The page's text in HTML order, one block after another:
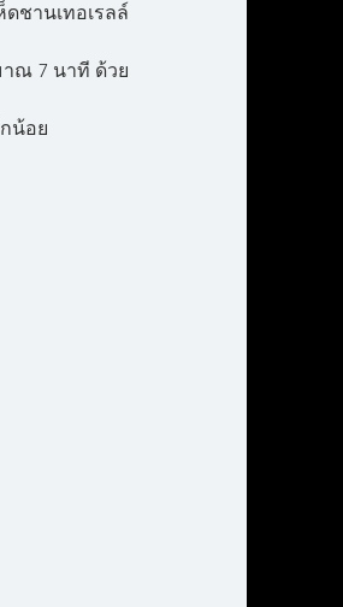
ชานเทอเรลล์
าณ 7 นาที ด้วย
น้อย